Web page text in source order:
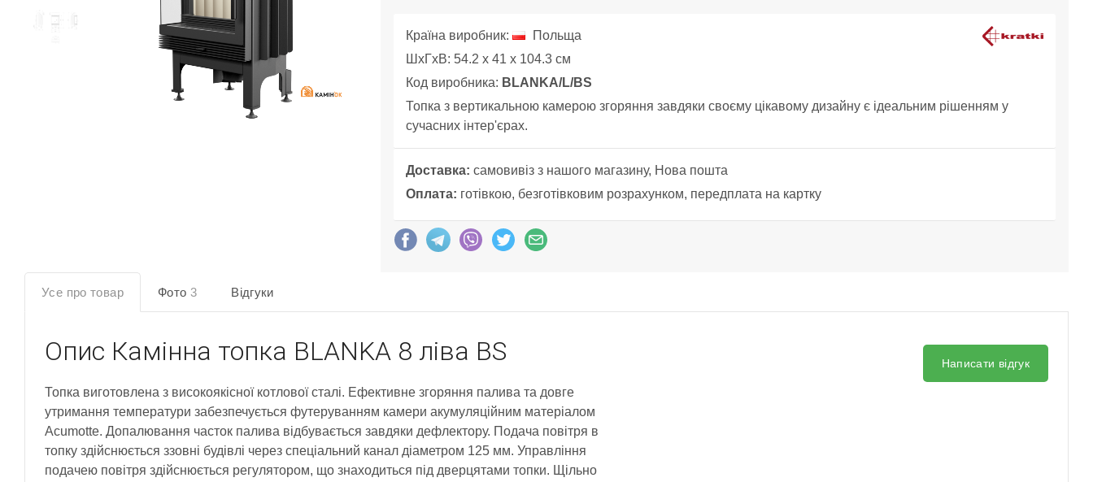
Країна виробник:
Польща
ШхГхВ: 54.2 x 41 x 104.3 см
Код виробника: BLANKA/L/BS
Топка з вертикальною камерою згоряння завдяки своєму цікавому дизайну є ідеальним рішенням у
сучасних інтер'єрах.
Доставка: самовивіз з нашого магазину, Нова пошта
Оплата: готівкою, безготівковим розрахунком, передплата на картку
Усе про товар Фото 3 Відгуки
Опис Камінна топка BLANKA 8 ліва BS
Топка виготовлена з високоякісної котлової сталі. Ефективне згоряння палива та довге
утримання температури забезпечується футеруванням камери акумуляційним матеріалом
Acumotte. Допалювання часток палива відбувається завдяки дефлектору. Подача повітря в
топку здійснюється ззовні будівлі через спеціальний канал діаметром 125 мм. Управління
подачею повітря здійснюється регулятором, що знаходиться під дверцятами топки. Щільно
Написати відгук